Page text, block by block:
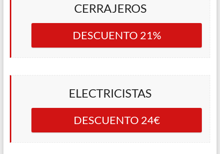
CERRAJEROS
DESCUENTO 21%
ELECTRICISTAS
DESCUENTO 24€